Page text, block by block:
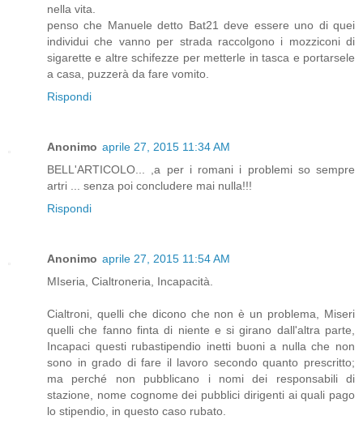
nella vita.
penso che Manuele detto Bat21 deve essere uno di quei
individui che vanno per strada raccolgono i mozziconi di
sigarette e altre schifezze per metterle in tasca e portarsele
a casa, puzzerà da fare vomito.
Rispondi
Anonimo aprile 27, 2015 11:34 AM
BELL'ARTICOLO... ,a per i romani i problemi so sempre
artri ... senza poi concludere mai nulla!!!
Rispondi
Anonimo aprile 27, 2015 11:54 AM
MIseria, Cialtroneria, Incapacità.
Cialtroni, quelli che dicono che non è un problema, Miseri
quelli che fanno finta di niente e si girano dall'altra parte,
Incapaci questi rubastipendio inetti buoni a nulla che non
sono in grado di fare il lavoro secondo quanto prescritto;
ma perché non pubblicano i nomi dei responsabili di
stazione, nome cognome dei pubblici dirigenti ai quali pago
lo stipendio, in questo caso rubato.